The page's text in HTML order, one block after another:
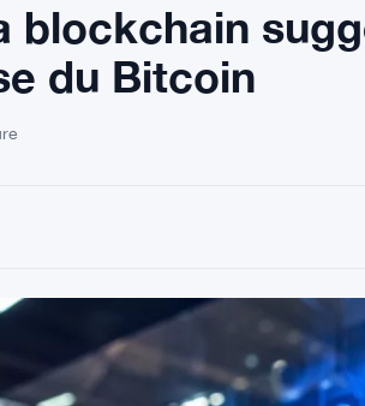
blockchain
du Bitcoin